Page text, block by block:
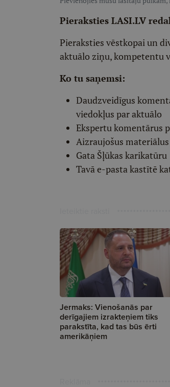
Pieraksties LASI.LV
Pieraksties vēstkopai un
aktuālo ziņu, kompetentu
Ko tu saņemsi:
Daudzveidīgus
viedokļus par aktuālo
Ekspertu komentārus
Aizraujošus
Gata Šļūkas karikatūru
Tavā e-pasta kastītē
Jermaks: Vienošanās par
derīgajiem izrakteņiem tiks
parakstīta, kad tas būs ērti
amerikāņiem